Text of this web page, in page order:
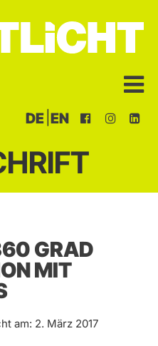
DE EN
GRAD
MIT
am: 2. März 2017